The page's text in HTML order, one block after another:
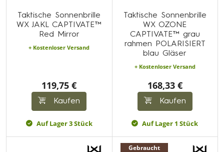
Taktische Sonnenbrille
WX JAKL CAPTIVATE™
Red Mirror
+ Kostenloser Versand
119,75 €
Kaufen
Auf Lager 3 Stück
Taktische Sonnenbrille
WX OZONE
CAPTIVATE™ grau
rahmen POLARISIERT
blau Gläser
+ Kostenloser Versand
168,33 €
Kaufen
Auf Lager 1 Stück
Gebraucht